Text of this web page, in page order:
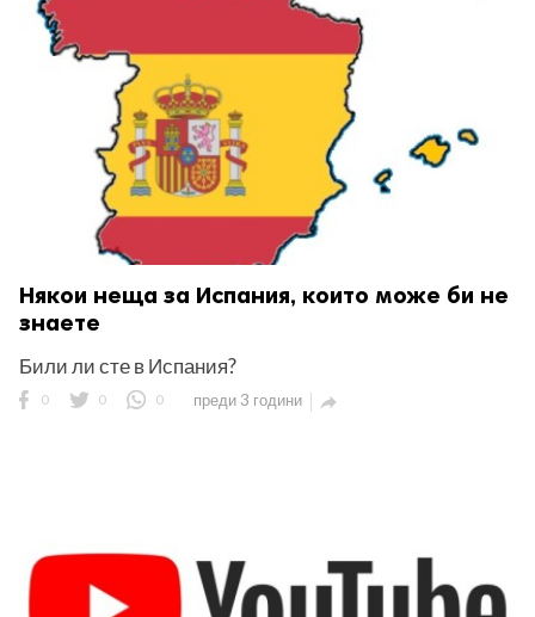
Някои неща за Испания, които може би не
знаете
Били ли сте в Испания?
0 0 0 преди 3 години 